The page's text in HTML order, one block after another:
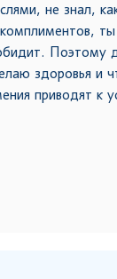
не знал,
Поэтому
здоровья и
приводят к